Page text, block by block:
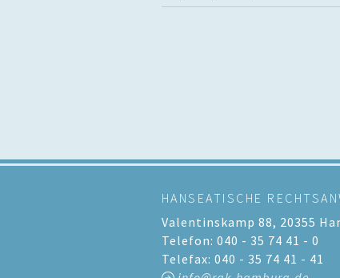
HANSEATISCHE
Valentinskamp 88, 20355
Telefon: 040 - 35 74 41 - 0
Telefax: 040 - 35 74 41 - 41